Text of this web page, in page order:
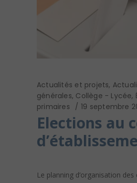
Actualités et projets,
générales, Collège - Lycée,
primaires
19 septembre
Elections au
Le planning d’organisation